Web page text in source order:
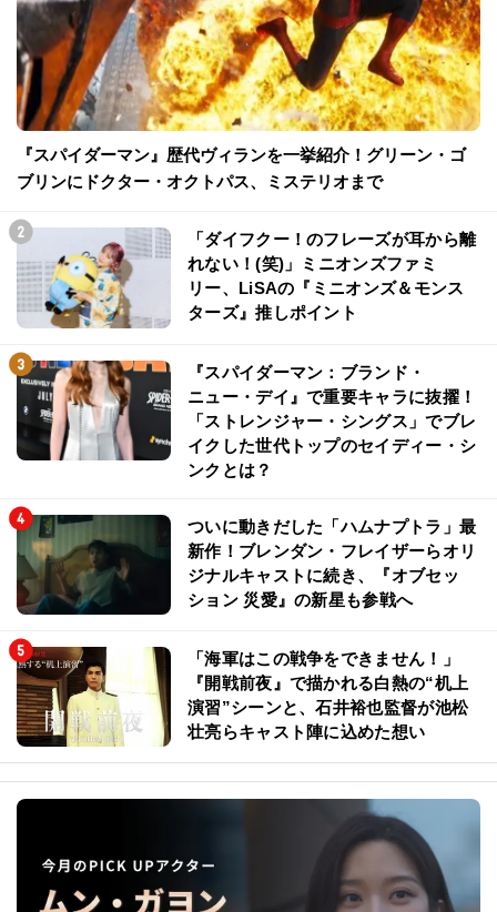
『スパイダーマン』歴代ヴィランを一挙紹介！グリーン・ゴ
ブリンにドクター・オクトパス、ミステリオまで
「ダイフクー！のフレーズが耳から離
れない！(笑)」ミニオンズファミ
リー、LiSAの『ミニオンズ＆モンス
ターズ』推しポイント
『スパイダーマン：ブランド・
ニュー・デイ』で重要キャラに抜擢！
「ストレンジャー・シングス」でブレ
イクした世代トップのセイディー・シ
ンクとは？
ついに動きだした「ハムナプトラ」最
新作！ブレンダン・フレイザーらオリ
ジナルキャストに続き、『オブセッ
ション 災愛』の新星も参戦へ
「海軍はこの戦争をできません！」
『開戦前夜』で描かれる白熱の“机上
演習”シーンと、石井裕也監督が池松
壮亮らキャスト陣に込めた想い